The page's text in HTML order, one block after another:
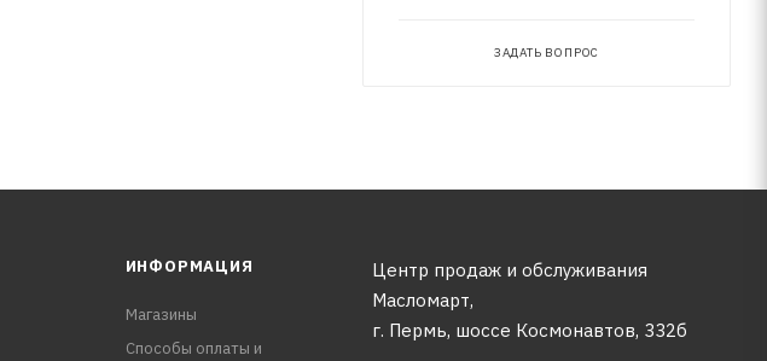
ЗАДАТЬ ВОПРОС
ИНФОРМАЦИЯ
Магазины
Способы оплаты и
Центр продаж и обслуживания
Масломарт,
г. Пермь, шоссе Космонавтов, 332б